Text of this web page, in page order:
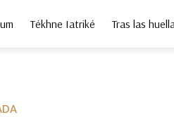
Tékhne Iatriké Tras las